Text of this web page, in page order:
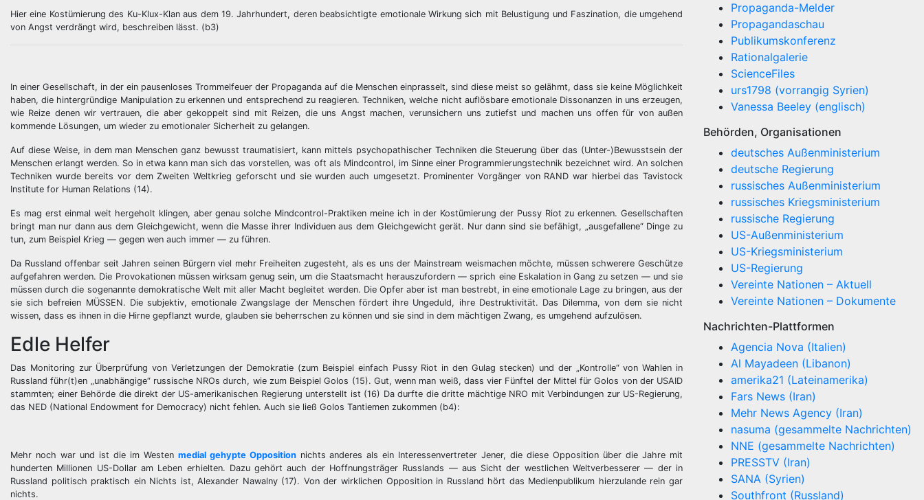
Hier eine Kostümierung des Ku-Klux-Klan aus dem 19. Jahrhundert, deren beabsichtigte emotionale Wirkung sich mit Belustigung und Faszination, die umgehend
von Angst verdrängt wird, beschreiben lässt. (b3)
In einer Gesellschaft, in der ein pausenloses Trommelfeuer der Propaganda auf die Menschen einprasselt, sind diese meist so gelähmt, dass sie keine Möglichkeit
haben, die hintergründige Manipulation zu erkennen und entsprechend zu reagieren. Techniken, welche nicht auflösbare emotionale Dissonanzen in uns erzeugen,
wie Reize denen wir vertrauen, die aber gekoppelt sind mit Reizen, die uns Angst machen, verunsichern uns zutiefst und machen uns offen für von außen
kommende Lösungen, um wieder zu emotionaler Sicherheit zu gelangen.
Auf diese Weise, in dem man Menschen ganz bewusst traumatisiert, kann mittels psychopathischer Techniken die Steuerung über das (Unter-)Bewusstsein der
Menschen erlangt werden. So in etwa kann man sich das vorstellen, was oft als Mindcontrol, im Sinne einer Programmierungstechnik bezeichnet wird. An solchen
Techniken wurde bereits vor dem Zweiten Weltkrieg geforscht und sie wurden auch umgesetzt. Prominenter Vorgänger von RAND war hierbei das Tavistock
Institute for Human Relations (14).
Es mag erst einmal weit hergeholt klingen, aber genau solche Mindcontrol-Praktiken meine ich in der Kostümierung der Pussy Riot zu erkennen. Gesellschaften
bringt man nur dann aus dem Gleichgewicht, wenn die Masse ihrer Individuen aus dem Gleichgewicht gerät. Nur dann sind sie befähigt, „ausgefallene“ Dinge zu
tun, zum Beispiel Krieg — gegen wen auch immer — zu führen.
Da Russland offenbar seit Jahren seinen Bürgern viel mehr Freiheiten zugesteht, als es uns der Mainstream weismachen möchte, müssen schwerere Geschütze
aufgefahren werden. Die Provokationen müssen wirksam genug sein, um die Staatsmacht herauszufordern — sprich eine Eskalation in Gang zu setzen — und sie
müssen durch die sogenannte demokratische Welt mit aller Macht begleitet werden. Die Opfer aber ist man bestrebt, in eine emotionale Lage zu bringen, aus der
sie sich befreien MÜSSEN. Die subjektiv, emotionale Zwangslage der Menschen fördert ihre Ungeduld, ihre Destruktivität. Das Dilemma, von dem sie nicht
wissen, dass es ihnen in die Hirne gepflanzt wurde, glauben sie beherrschen zu können und sie sind in dem mächtigen Zwang, es umgehend aufzulösen.
Edle Helfer
Das Monitoring zur Überprüfung von Verletzungen der Demokratie (zum Beispiel einfach Pussy Riot in den Gulag stecken) und der „Kontrolle“ von Wahlen in
Russland führ(t)en „unabhängige“ russische NROs durch, wie zum Beispiel Golos (15). Gut, wenn man weiß, dass vier Fünftel der Mittel für Golos von der USAID
stammten; einer Behörde die direkt der US-amerikanischen Regierung unterstellt ist (16) Da durfte die dritte mächtige NRO mit Verbindungen zur US-Regierung,
das NED (National Endowment for Democracy) nicht fehlen. Auch sie ließ Golos Tantiemen zukommen (b4):
Mehr noch war und ist die im Westen medial gehypte Oppositionnichts anderes als ein Interessenvertreter Jener, die diese Opposition über die Jahre mit
hunderten Millionen US-Dollar am Leben erhielten. Dazu gehört auch der Hoffnungsträger Russlands — aus Sicht der westlichen Weltverbesserer — der in
Russland politisch praktisch ein Nichts ist, Alexander Nawalny (17). Von der wirklichen Opposition in Russland hört das Medienpublikum hierzulande rein gar
nichts.
Propaganda-Melder
Propagandaschau
Publikumskonferenz
Rationalgalerie
ScienceFiles
urs1798 (vorrangig Syrien)
Vanessa Beeley (englisch)
Behörden, Organisationen
deutsches Außenministerium
deutsche Regierung
russisches Außenministerium
russisches Kriegsministerium
russische Regierung
US-Außenministerium
US-Kriegsministerium
US-Regierung
Vereinte Nationen – Aktuell
Vereinte Nationen – Dokumente
Nachrichten-Plattformen
Agencia Nova (Italien)
Al Mayadeen (Libanon)
amerika21 (Lateinamerika)
Fars News (Iran)
Mehr News Agency (Iran)
nasuma (gesammelte Nachrichten)
NNE (gesammelte Nachrichten)
PRESSTV (Iran)
SANA (Syrien)
Southfront (Russland)